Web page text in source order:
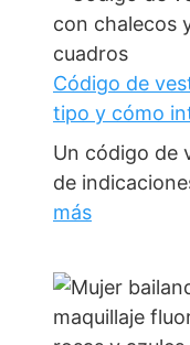
Código de
tipo y cómo
Un código de
de
más